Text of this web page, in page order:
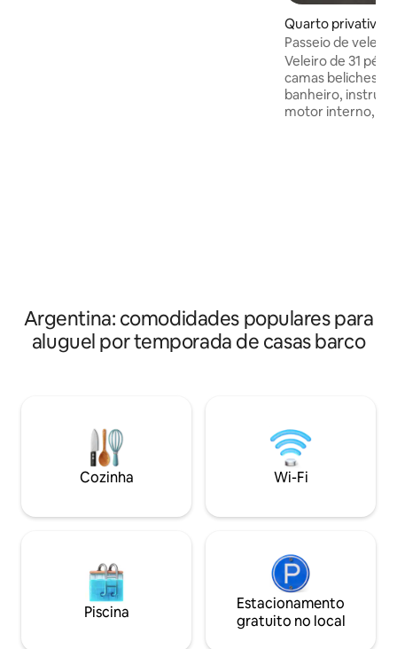
Quarto privativo ⋅
Passeio de
melhor viagem!
Veleiro de 31 pés
camas beliches,
banheiro,
motor interno,
Argentina: comodidades populares para
aluguel por temporada de casas barco
Cozinha Wi-Fi
Piscina
Estacionamento
gratuito no local